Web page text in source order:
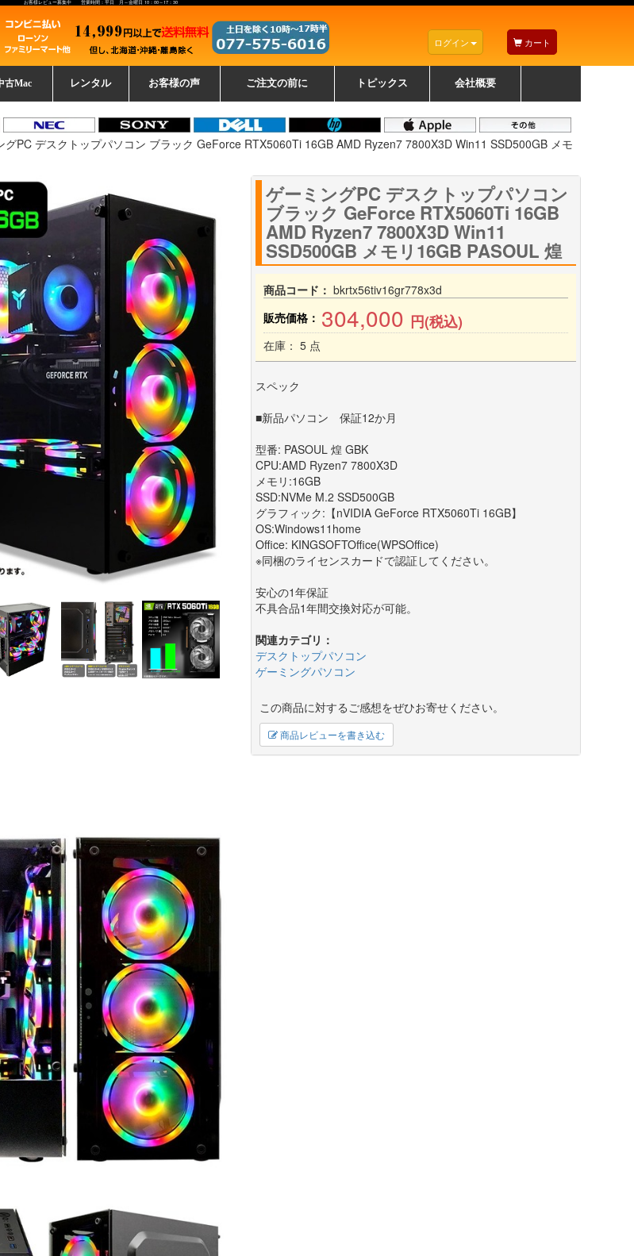
お客様レビュー募集中 営業時間：平日 月～金曜日 10：00～17：30
ログイン カート
古Mac レンタル お客様の声 ご注文の前に トピックス 会社概要
グPC デスクトップパソコン ブラック GeForce RTX5060Ti 16GB AMD Ryzen7 7800X3D Win11 SSD500GB メモ
ゲーミングPC デスクトップパソコン
ブラック GeForce RTX5060Ti 16GB
AMD Ryzen7 7800X3D Win11
SSD500GB メモリ16GB PASOUL 煌
商品コード： bkrtx56tiv16gr778x3d
販売価格： 304,000 円(税込)
在庫： 5 点
スペック
■新品パソコン 保証12か月
型番: PASOUL 煌 GBK
CPU:AMD Ryzen7 7800X3D
メモリ:16GB
SSD:NVMe M.2 SSD500GB
グラフィック:【nVIDIA GeForce RTX5060Ti 16GB】
OS:Windows11home
Office: KINGSOFTOffice(WPSOffice)
※同梱のライセンスカードで認証してください。
安心の1年保証
不具合品1年間交換対応が可能。
関連カテゴリ：
デスクトップパソコン
ゲーミングパソコン
この商品に対するご感想をぜひお寄せください。
商品レビューを書き込む